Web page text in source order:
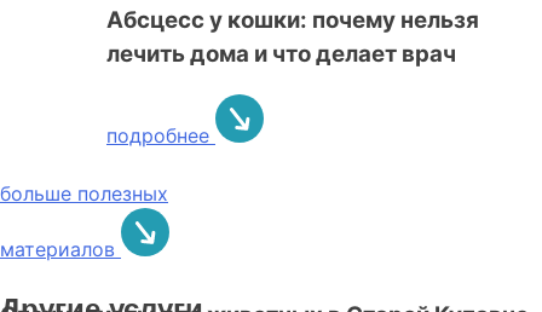
Абсцесс у кошки: почему нельзя
лечить дома и что делает врач
подробнее
больше полезных
материалов